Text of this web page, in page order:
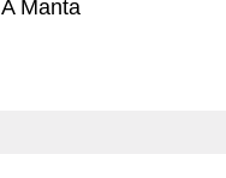
Manta